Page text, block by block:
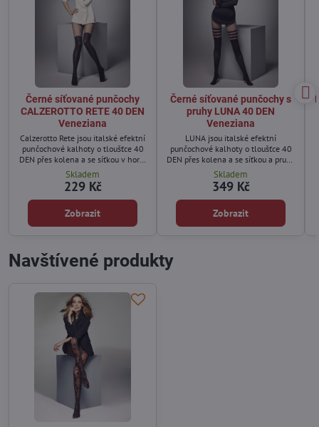
Černé síťované punčochy
CALZEROTTO RETE 40 DEN
Veneziana
Calzerotto Rete jsou italské efektní
punčochové kalhoty o tloušťce 40
DEN přes kolena a se síťkou v horní
části.
Skladem
229 Kč
Zobrazit
Černé síťované punčochy s
pruhy LUNA 40 DEN
Veneziana
LUNA jsou italské efektní
punčochové kalhoty o tloušťce 40
DEN přes kolena a se síťkou a pruhy
v horní části.
Skladem
349 Kč
Zobrazit
Navštívené produkty